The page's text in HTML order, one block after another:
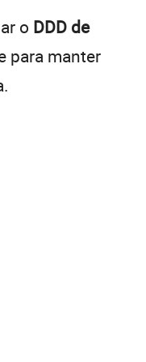
o DDD de
para manter